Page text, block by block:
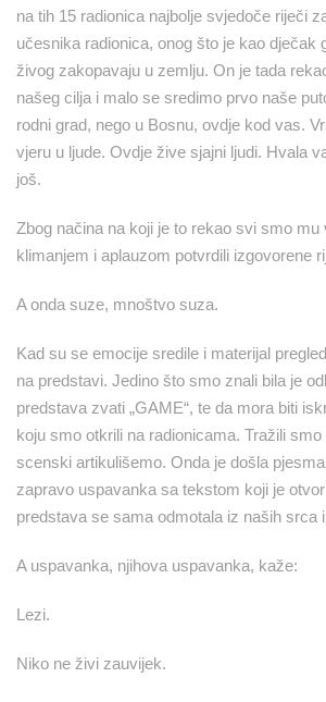
na tih 15 radionica najbolje svjedoče riječi
učesnika radionica, onog što je kao dječak
živog zakopavaju u zemlju. On je tada
našeg cilja i malo se sredimo prvo naše
rodni grad, nego u Bosnu, ovdje kod vas.
vjeru u ljude. Ovdje žive sjajni ljudi. Hvala
još.
Zbog načina na koji je to rekao svi smo
klimanjem i aplauzom potvrdili izgovorene
A onda suze, mnoštvo suza.
Kad su se emocije sredile i materijal
na predstavi. Jedino što smo znali bila je
predstava zvati „GAME“, te da mora biti
koju smo otkrili na radionicama. Tražili
scenski artikulišemo. Onda je došla
zapravo uspavanka sa tekstom koji je
predstava se sama odmotala iz naših srca
A uspavanka, njihova uspavanka, kaže:
Lezi.
Niko ne živi zauvijek.